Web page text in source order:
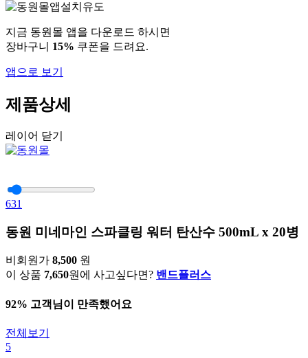
지금 동원몰 앱을 다운로드 하시면
장바구니 15% 쿠폰을 드려요.
앱으로 보기
제품상세
레이어 닫기
631
동원 미네마인 스파클링 워터 탄산수 500mL x 20병
비회원가 8,500 원
이 상품 7,650원에 사고싶다면? 밴드플러스
92% 고객님이 만족했어요
전체보기
5